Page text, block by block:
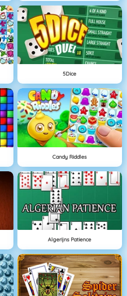
5Dice
Candy Riddles
Algerijns Patience